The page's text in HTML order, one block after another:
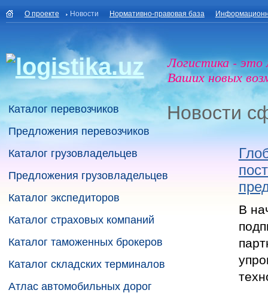
О проекте Новости Нормативно-правовая база
Логистика - это
Ваших новых
Каталог перевозчиков
Предложения перевозчиков
Каталог грузовладельцев
Предложения грузовладельцев
Каталог экспедиторов
Каталог страховых компаний
Каталог таможенных брокеров
Каталог складских терминалов
Атлас автомобильных дорог
Новости
В